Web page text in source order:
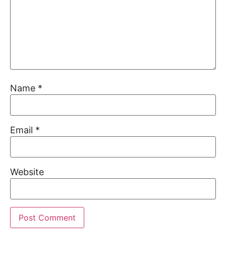
Name *
Email *
Website